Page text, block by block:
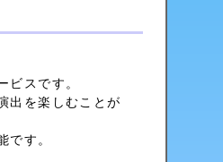
ビスです。
出を楽しむことが
です。